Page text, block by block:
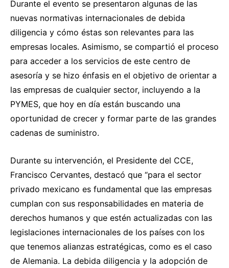
Durante el evento se presentaron algunas de las
nuevas normativas internacionales de debida
diligencia y cómo éstas son relevantes para las
empresas locales. Asimismo, se compartió el proceso
para acceder a los servicios de este centro de
asesoría y se hizo énfasis en el objetivo de orientar a
las empresas de cualquier sector, incluyendo a la
PYMES, que hoy en día están buscando una
oportunidad de crecer y formar parte de las grandes
cadenas de suministro.
Durante su intervención, el Presidente del CCE,
Francisco Cervantes, destacó que “para el sector
privado mexicano es fundamental que las empresas
cumplan con sus responsabilidades en materia de
derechos humanos y que estén actualizadas con las
legislaciones internacionales de los países con los
que tenemos alianzas estratégicas, como es el caso
de Alemania. La debida diligencia y la adopción de